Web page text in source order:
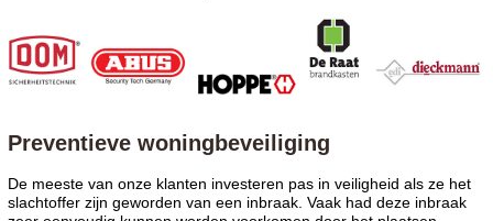
Preventieve woningbeveiliging
De meeste van onze klanten investeren pas in veiligheid als ze het
slachtoffer zijn geworden van een inbraak. Vaak had deze inbraak